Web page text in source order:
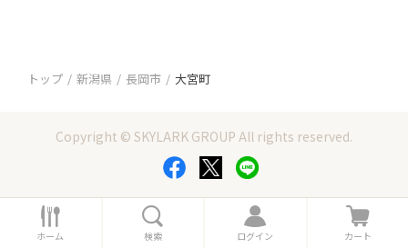
トップ 新潟県 長岡市 大宮町
Copyright © SKYLARK GROUP All rights reserved.
ホ
ー
ホーム 索
検索
ロ
グ
ログイン
カ
ー
カート